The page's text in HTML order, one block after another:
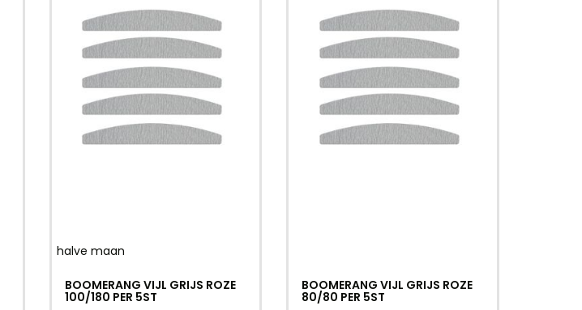
halve maan
BOOMERANG VIJL GRIJS ROZE
100/180 PER 5ST
BOOMERANG VIJL GRIJS ROZE
80/80 PER 5ST